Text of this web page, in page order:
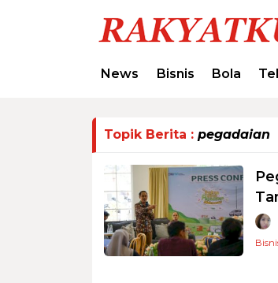
News Bisnis Bola
Topik Berita : pegadaian